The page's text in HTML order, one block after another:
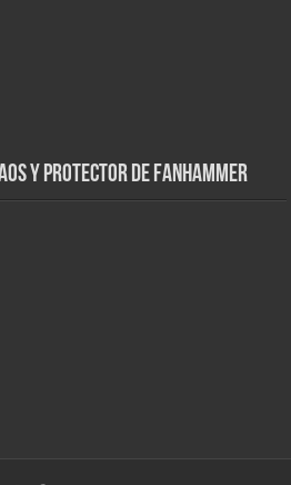
y Protector de FanHammer